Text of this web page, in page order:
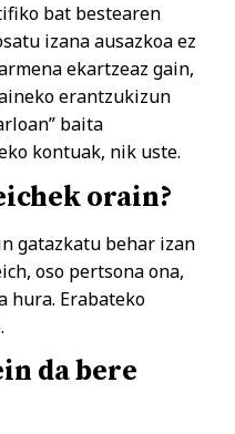
bat bestearen
izana ausazkoa ez
ekartzeaz gain,
erantzukizun
baita
kontuak, nik uste.
orain?
gatazkatu behar izan
oso pertsona ona,
hura. Erabateko
da bere